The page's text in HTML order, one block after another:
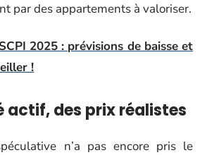
par des appartements à valoriser.
SCPI 2025 : prévisions de baisse et
!
actif, des prix réalistes
n’a pas encore pris le